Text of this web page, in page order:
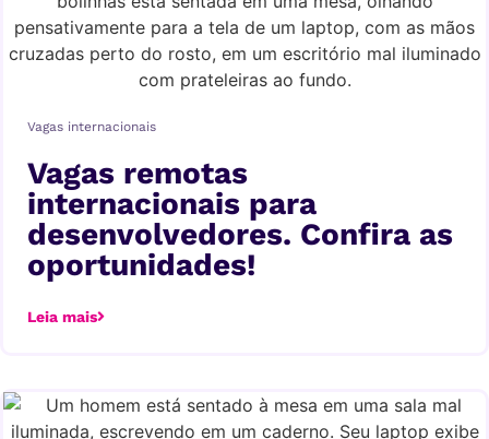
Vagas internacionais
Vagas remotas
internacionais para
desenvolvedores. Confira as
oportunidades!
Leia mais